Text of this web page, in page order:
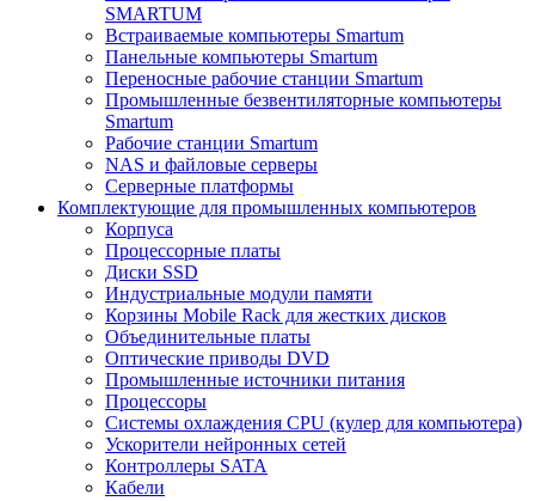
SMARTUM
Встраиваемые компьютеры Smartum
Панельные компьютеры Smartum
Переносные рабочие станции Smartum
Промышленные безвентиляторные компьютеры
Smartum
Рабочие станции Smartum
NAS и файловые серверы
Серверные платформы
Комплектующие для промышленных компьютеров
Корпуса
Процессорные платы
Диски SSD
Индустриальные модули памяти
Корзины Mobile Rack для жестких дисков
Объединительные платы
Оптические приводы DVD
Промышленные источники питания
Процессоры
Системы охлаждения CPU (кулер для компьютера)
Ускорители нейронных сетей
Контроллеры SATA
Кабели